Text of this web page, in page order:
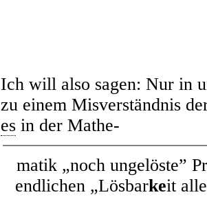
Ich will also sagen: Nur in
zu einem Misverständnis
es in der Mathe-
matik „noch ungelöste” Pr
endlichen „Lösbarkeit